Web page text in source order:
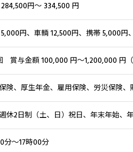
円～ 334,500 円
円、車輌 12,500円、携帯 5,000円
賞与金額 100,000 円～1,200,000 円
険、厚生年金、雇用保険、労災保険
休2日制（土、日）祝日、年末年始、
分～17時00分